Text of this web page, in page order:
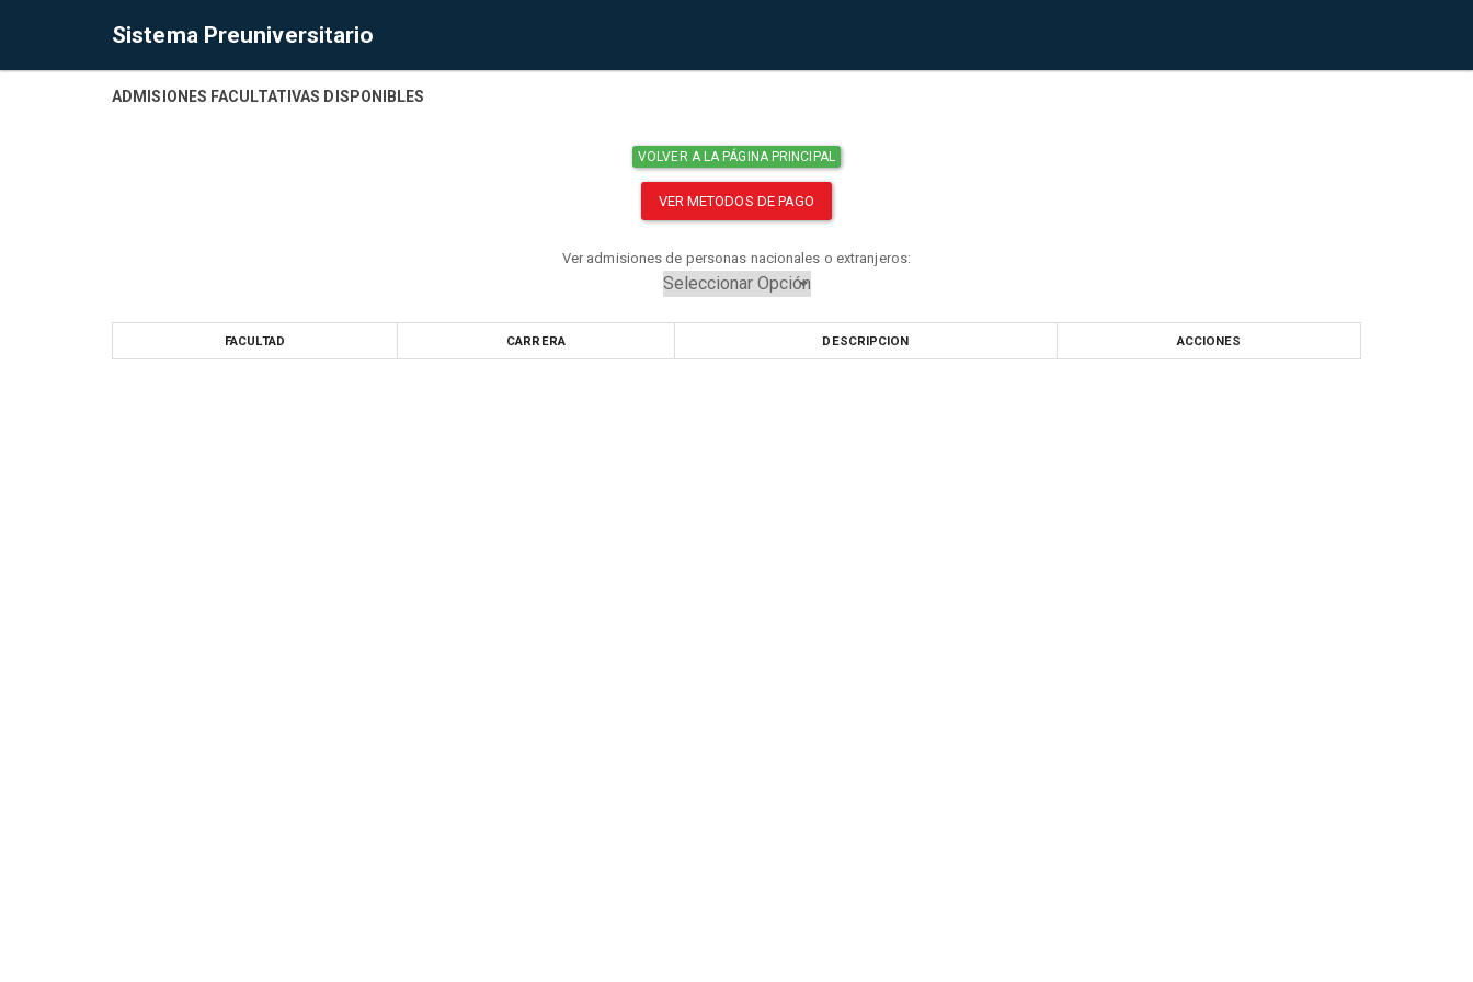
Sistema Preuniversitario
ADMISIONES FACULTATIVAS DISPONIBLES
VOLVER A LA PÁGINA PRINCIPAL
VER METODOS DE PAGO
Ver admisiones de personas nacionales o extranjeros:
FACULTAD CARRERA DESCRIPCION ACCIONES